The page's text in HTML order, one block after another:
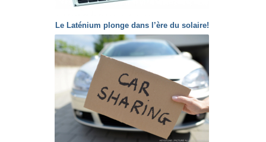
Le Laténium plonge dans l’ère du solaire!